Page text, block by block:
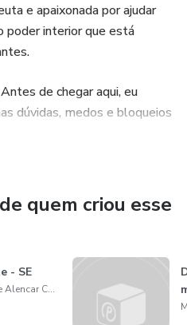
e apaixonada por ajudar
poder interior que está
de chegar aqui, eu
dúvidas, medos e bloqueios
com medo de crescer.
dentro e transformar minha
larguei a CLT em
no digital transformando a
quem criou esse
- SE
Marilene de Alencar Carvalho